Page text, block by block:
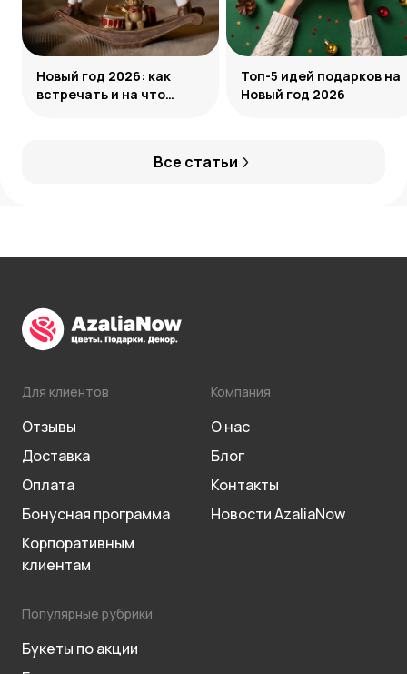
Все статьи
Новый год 2026: как
встречать и на что
Топ-5 идей подарков на
Новый год 2026
Для клиентов
Отзывы
Доставка
Оплата
Бонусная программа
Корпоративным
клиентам
Компания
О нас
Блог
Контакты
Новости AzaliaNow
Популярные рубрики
Букеты по акции